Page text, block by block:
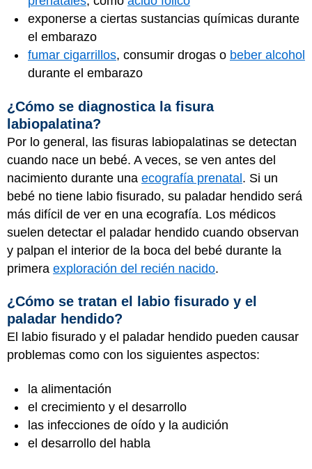
exponerse a ciertas sustancias químicas durante
el embarazo
fumar cigarrillos, consumir drogas o beber alcohol
durante el embarazo
¿Cómo se diagnostica la fisura
labiopalatina?
Por lo general, las fisuras labiopalatinas se detectan
cuando nace un bebé. A veces, se ven antes del
nacimiento durante una ecografía prenatal. Si un
bebé no tiene labio fisurado, su paladar hendido será
más difícil de ver en una ecografía. Los médicos
suelen detectar el paladar hendido cuando observan
y palpan el interior de la boca del bebé durante la
primera exploración del recién nacido.
¿Cómo se tratan el labio fisurado y el
paladar hendido?
El labio fisurado y el paladar hendido pueden causar
problemas como con los siguientes aspectos:
la alimentación
el crecimiento y el desarrollo
las infecciones de oído y la audición
el desarrollo del habla